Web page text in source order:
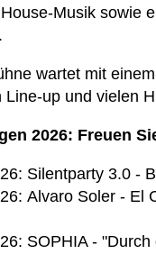
Musik sowie
wartet mit einem
Line-up und vielen
2026: Freuen
Silentparty 3.0 -
Alvaro Soler - El
SOPHIA - "Durch